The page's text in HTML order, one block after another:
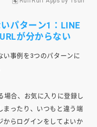
パターン1：LINE
が分からない
い事例を3つのパターンに
場合、お気に入りに登録し
まったり、いつもと違う端
からログインをしてよいか